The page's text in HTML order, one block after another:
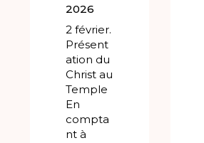
2026
2 février.
Présent
ation du
Christ au
Temple
En
compta
nt à